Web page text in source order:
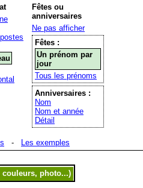
Fêtes ou
anniversaires
Ne pas afficher
Fêtes :
Un prénom par
jour
Tous les prénoms
Anniversaires :
Nom
Nom et année
Détail
- Les exemples